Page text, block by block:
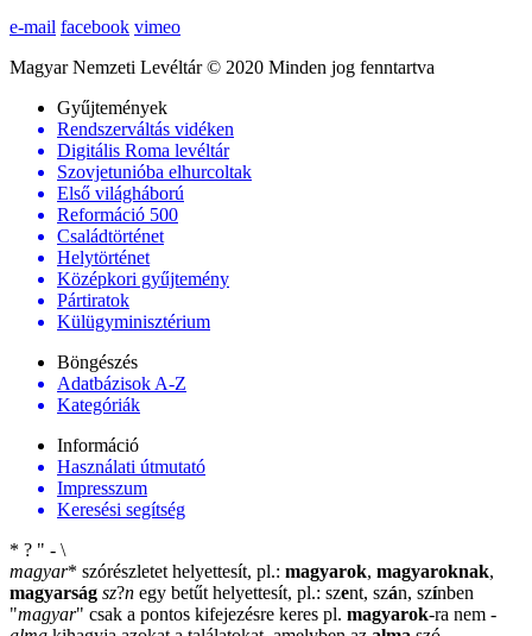
e-mail facebook vimeo
Magyar Nemzeti Levéltár © 2020 Minden jog fenntartva
Gyűjtemények
Rendszerváltás vidéken
Digitális Roma levéltár
Szovjetunióba elhurcoltak
Első világháború
Reformáció 500
Családtörténet
Helytörténet
Középkori gyűjtemény
Pártiratok
Külügyminisztérium
Böngészés
Adatbázisok A-Z
Kategóriák
Információ
Használati útmutató
Impresszum
Keresési segítség
* ? " - \
magyar* szórészletet helyettesít, pl.: magyarok, magyaroknak,
magyarság sz?n egy betűt helyettesít, pl.: szent, szán, színben
"magyar" csak a pontos kifejezésre keres pl. magyarok-ra nem -